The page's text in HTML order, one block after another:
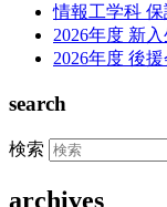
情報工学科
2026年度 新
2026年度 後
search
検索
archives